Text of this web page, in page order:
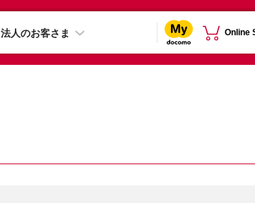
法人のお客さま Online